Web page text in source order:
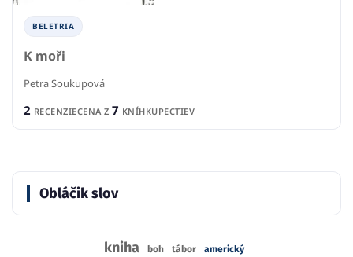
BELETRIA
K moři
Petra Soukupová
2 RECENZIECENA Z 7 KNÍHKUPECTIEV
Obláčik slov
kniha boh tábor americký